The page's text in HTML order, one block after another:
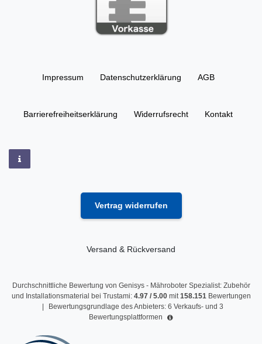
Impressum Daten­schutz­erklärung AGB
Barrierefreiheitserklärung Widerrufs­recht Kontakt
Vertrag widerrufen
Versand & Rückversand
Durchschnittliche Bewertung von Genisys - Mähroboter Spezialist: Zubehör
und Installationsmaterial bei Trustami: 4.97/ 5.00mit158.151 Bewertungen
|
Bewertungsgrundlage des Anbieters: 6 Verkaufs- und 3
Bewertungsplattformen